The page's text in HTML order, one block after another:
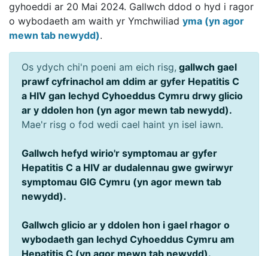
gyhoeddi ar 20 Mai 2024. Gallwch ddod o hyd i ragor
o wybodaeth am waith yr Ymchwiliad yma (yn agor
mewn tab newydd).
Os ydych chi'n poeni am eich risg, gallwch gael
prawf cyfrinachol am ddim ar gyfer Hepatitis C
a HIV gan Iechyd Cyhoeddus Cymru drwy glicio
ar y ddolen hon (yn agor mewn tab newydd).
Mae'r risg o fod wedi cael haint yn isel iawn.
Gallwch hefyd wirio'r symptomau ar gyfer
Hepatitis C a HIV ar dudalennau gwe gwirwyr
symptomau GIG Cymru (yn agor mewn tab
newydd).
Gallwch glicio ar y ddolen hon i gael rhagor o
wybodaeth gan Iechyd Cyhoeddus Cymru am